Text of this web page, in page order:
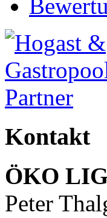
Kontakt
ÖKO
Peter